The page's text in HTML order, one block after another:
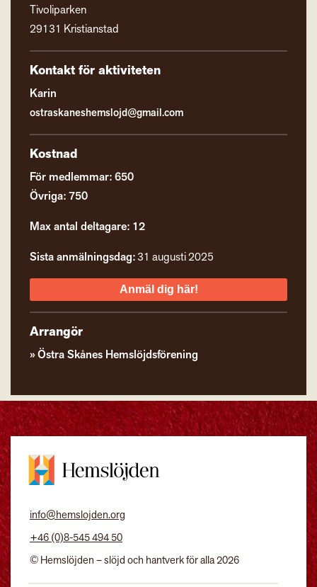
Tivoliparken
29131 Kristianstad
Kontakt för aktiviteten
Karin
ostraskaneshemslojd@gmail.com
Kostnad
För medlemmar: 650
Övriga: 750
Max antal deltagare: 12
Sista anmälningsdag:31 augusti 2025
Anmäl dig här!
Arrangör
Östra Skånes Hemslöjdsförening
info@hemslojden.org
+46 (0)8-545 494 50
© Hemslöjden – slöjd och hantverk för alla 2026